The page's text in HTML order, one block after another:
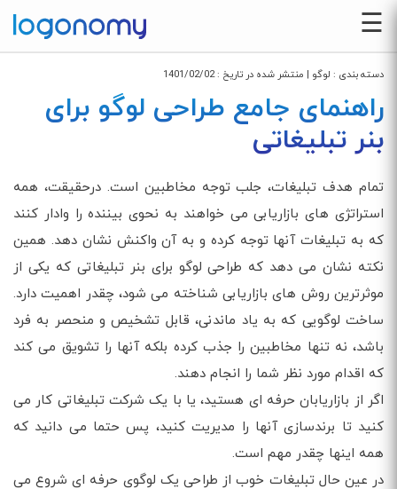
☰
دسته بندی : لوگو | منتشر شده در تاریخ :1401/02/02
راهنمای جامع طراحی لوگو برای
بنر تبلیغاتی
تمام هدف تبلیغات، جلب توجه مخاطبین است. درحقیقت، همه
استراتژی های بازاریابی می خواهند به نحوی بیننده را وادار کنند
که به تبلیغات آنها توجه کرده و به آن واکنش نشان دهد. همین
نکته نشان می دهد که طراحی لوگو برای بنر تبلیغاتی که یکی از
موثرترین روش های بازاریابی شناخته می شود، چقدر اهمیت دارد.
ساخت لوگویی که به یاد ماندنی، قابل تشخیص و منحصر به فرد
باشد، نه تنها مخاطبین را جذب کرده بلکه آنها را تشویق می کند
که اقدام مورد نظر شما را انجام دهند.
اگر از بازاریابان حرفه ای هستید، یا با یک شرکت تبلیغاتی کار می
کنید تا برندسازی آنها را مدیریت کنید، پس حتما می دانید که
همه اینها چقدر مهم است.
در عین حال تبلیغات خوب از طراحی یک لوگوی حرفه ای شروع می